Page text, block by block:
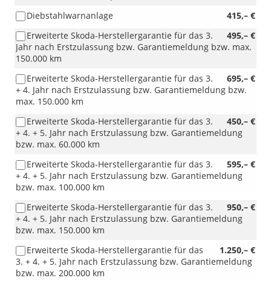
415,– €
Diebstahlwarnanlage
495,– €
Erweiterte Skoda-Herstellergarantie für das 3.
Jahr nach Erstzulassung bzw. Garantiemeldung bzw. max.
150.000 km
695,– €
Erweiterte Skoda-Herstellergarantie für das 3.
+ 4. Jahr nach Erstzulassung bzw. Garantiemeldung bzw.
max. 150.000 km
450,– €
Erweiterte Skoda-Herstellergarantie für das 3.
+ 4. + 5. Jahr nach Erstzulassung bzw. Garantiemeldung
bzw. max. 60.000 km
595,– €
Erweiterte Skoda-Herstellergarantie für das 3.
+ 4. + 5. Jahr nach Erstzulassung bzw. Garantiemeldung
bzw. max. 100.000 km
950,– €
Erweiterte Skoda-Herstellergarantie für das 3.
+ 4. + 5. Jahr nach Erstzulassung bzw. Garantiemeldung
bzw. max. 150.000 km
1.250,– €
Erweiterte Skoda-Herstellergarantie für das
3. + 4. + 5. Jahr nach Erstzulassung bzw. Garantiemeldung
bzw. max. 200.000 km